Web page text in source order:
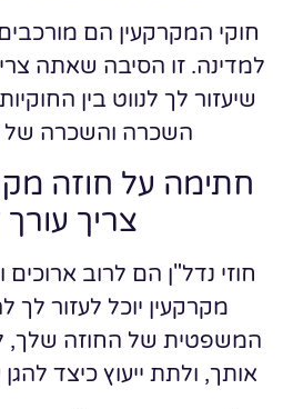
חוקי המקרקעין הם
למדינה. זו הסיבה שאתה
שיעזור לך לנווט בין
השכרה והשכרה של
חתימה על חוזה
צריך עורך
חוזי נדל"ן הם לרוב ארוכים
מקרקעין יוכל לעזור
המשפטית של החוזה שלך,
אותך, ולתת ייעוץ כיצד